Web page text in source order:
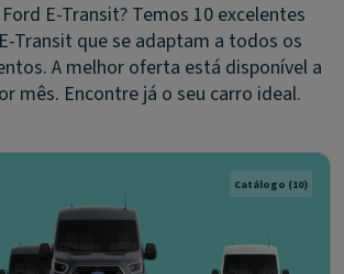
E-Transit? Temos 10 excelentes
Transit que se adaptam a todos os
A melhor oferta está disponível a
mês. Encontre já o seu carro ideal.
Catálogo (10)